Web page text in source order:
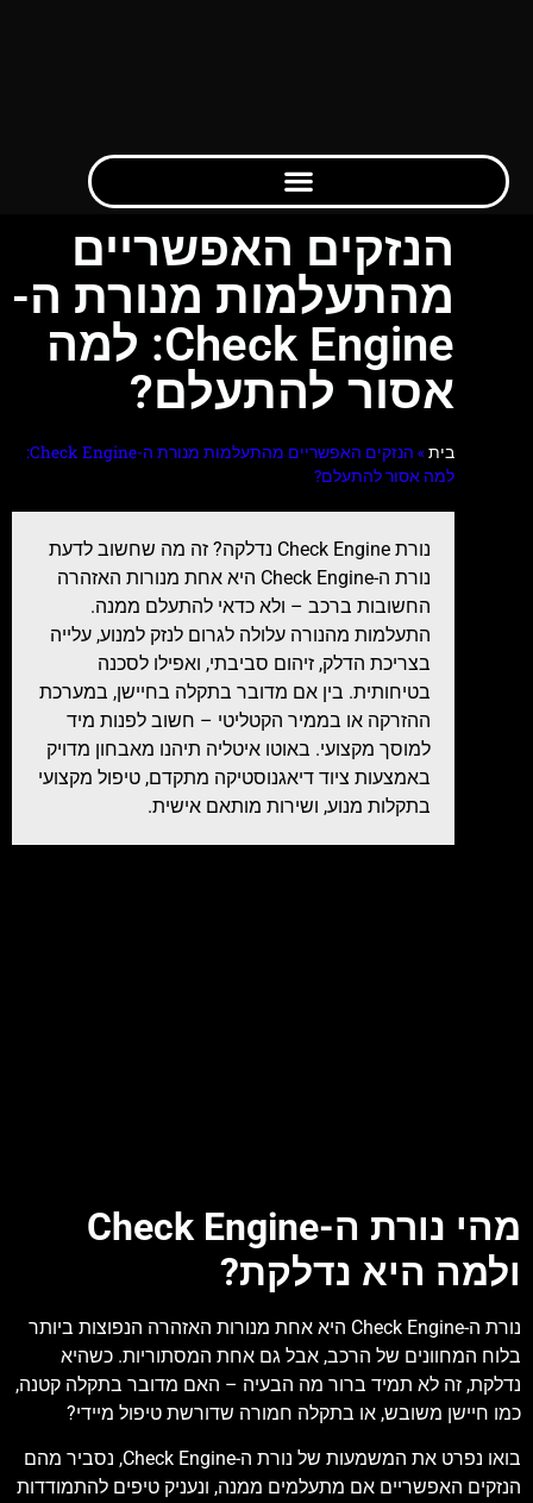
הנזקים האפשריים
מהתעלמות מנורת ה-
Check Engine: למה
אסור להתעלם?
בית»
הנזקים האפשריים מהתעלמות מנורת ה-Check Engine:
למה אסור להתעלם?
נורת Check Engine נדלקה? זה מה שחשוב לדעת
נורת ה-Check Engine היא אחת מנורות האזהרה
החשובות ברכב – ולא כדאי להתעלם ממנה.
התעלמות מהנורה עלולה לגרום לנזק למנוע, עלייה
בצריכת הדלק, זיהום סביבתי, ואפילו לסכנה
בטיחותית. בין אם מדובר בתקלה בחיישן, במערכת
ההזרקה או בממיר הקטליטי – חשוב לפנות מיד
למוסך מקצועי. באוטו איטליה תיהנו מאבחון מדויק
באמצעות ציוד דיאגנוסטיקה מתקדם, טיפול מקצועי
בתקלות מנוע, ושירות מותאם אישית.
מהי נורת ה-Check Engine
ולמה היא נדלקת?
נורת ה-Check Engine היא אחת מנורות האזהרה הנפוצות ביותר
בלוח המחוונים של הרכב, אבל גם אחת המסתוריות. כשהיא
נדלקת, זה לא תמיד ברור מה הבעיה – האם מדובר בתקלה קטנה,
כמו חיישן משובש, או בתקלה חמורה שדורשת טיפול מיידי?
בואו נפרט את המשמעות של נורת ה-Check Engine, נסביר מהם
הנזקים האפשריים אם מתעלמים ממנה, ונעניק טיפים להתמודדות